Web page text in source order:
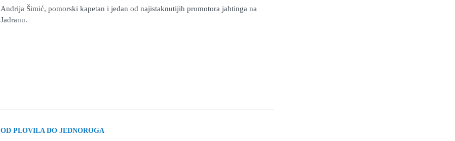
Andrija Šimić, pomorski kapetan i jedan od najistaknutijih promotora jahtinga na
Jadranu.
OD PLOVILA DO JEDNOROGA